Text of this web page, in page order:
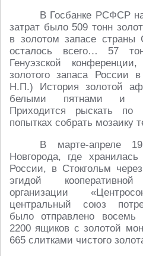
В Госбанке РСФСР
затрат было 509 тонн
в золотом запасе страны
осталось всего… 57
Генуэзской
золотого запаса России
Н.П.) История золотой
белыми пятнами и
Приходится рыскать
попытках собрать мозаику
В марте-апреле
Новгорода, где
России, в Стокгольм
эгидой кооперативной
организации
центральный союз
было отправлено восемь
2200 ящиков с золотой
665 слитками чистого